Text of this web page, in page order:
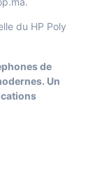
du HP Poly
de
Un